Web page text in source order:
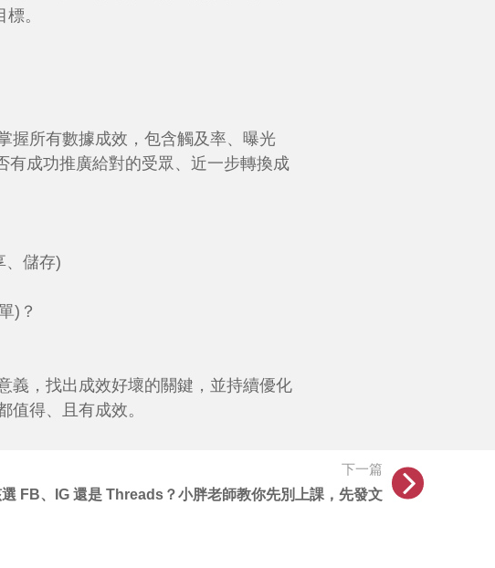
。
握所有數據成效，包含觸及率、曝光
有成功推廣給對的受眾、近一步轉換成
、儲存)
)？
義，找出成效好壞的關鍵，並持續優化
得、且有成效。
下一篇
FB、IG 還是 Threads？小胖老師教你先別上課，先發文